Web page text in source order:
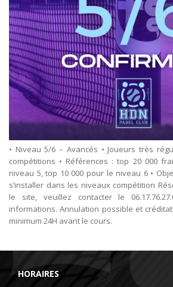
• Niveau 5/6 – Avancés • Joueurs très
compétitions • Références : top 20 000
niveau 5, top 10 000 pour le niveau 6 •
s’installer dans les niveaux compétition
le site, veuillez contacter le
informations. Annulation possible et
minimum 24H avant le cours.
HORAIRES